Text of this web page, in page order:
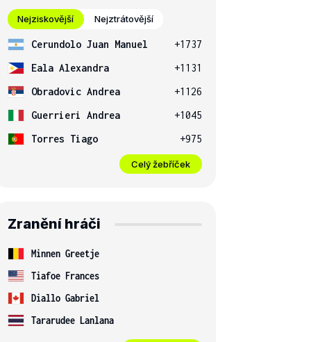
Nejziskovější Nejztrátovější
Cerundolo Juan Manuel
+1737
Eala Alexandra
+1131
Obradovic Andrea
+1126
Guerrieri Andrea
+1045
Torres Tiago
+975
Celý žebříček
Zranění hráči
Minnen Greetje
Tiafoe Frances
Diallo Gabriel
Tararudee Lanlana